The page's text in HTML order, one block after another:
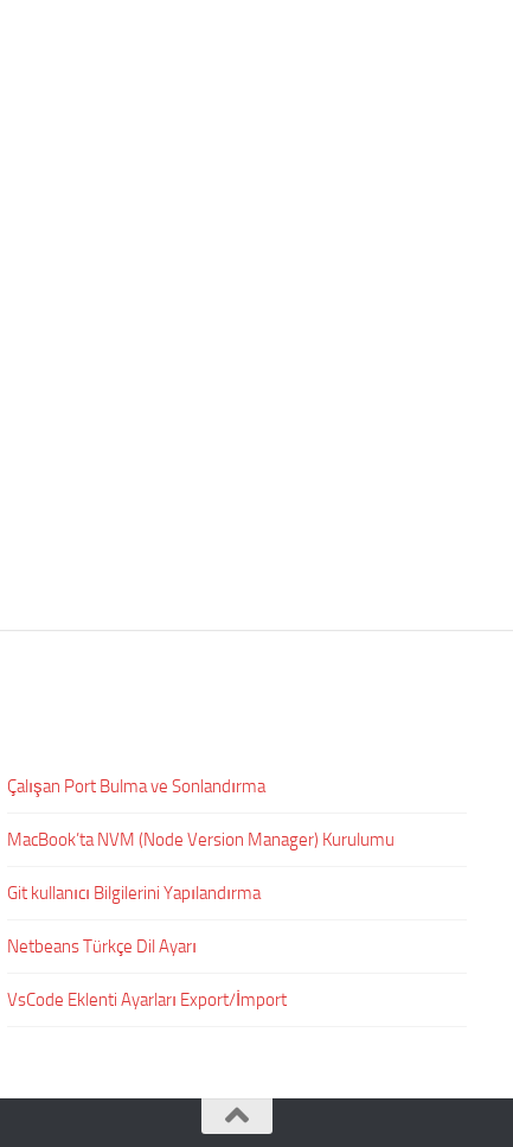
Çalışan Port Bulma ve Sonlandırma
MacBook’ta NVM (Node Version Manager) Kurulumu
Git kullanıcı Bilgilerini Yapılandırma
Netbeans Türkçe Dil Ayarı
VsCode Eklenti Ayarları Export/İmport